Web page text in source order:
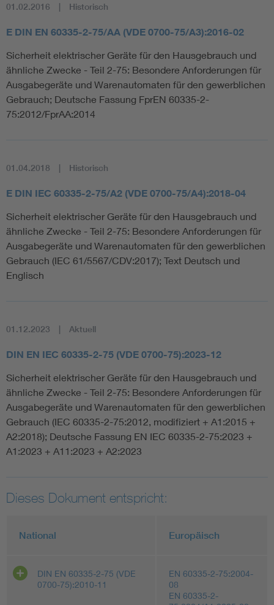
01.02.2016 Historisch
E DIN EN 60335-2-75/AA (VDE 0700-75/A3):2016-02
Sicherheit elektrischer Geräte für den Hausgebrauch und
ähnliche Zwecke - Teil 2-75: Besondere Anforderungen für
Ausgabegeräte und Warenautomaten für den gewerblichen
Gebrauch; Deutsche Fassung FprEN 60335-2-
75:2012/FprAA:2014
01.04.2018 Historisch
E DIN IEC 60335-2-75/A2 (VDE 0700-75/A4):2018-04
Sicherheit elektrischer Geräte für den Hausgebrauch und
ähnliche Zwecke - Teil 2-75: Besondere Anforderungen für
Ausgabegeräte und Warenautomaten für den gewerblichen
Gebrauch (IEC 61/5567/CDV:2017); Text Deutsch und
Englisch
01.12.2023 Aktuell
DIN EN IEC 60335-2-75 (VDE 0700-75):2023-12
Sicherheit elektrischer Geräte für den Hausgebrauch und
ähnliche Zwecke - Teil 2-75: Besondere Anforderungen für
Ausgabegeräte und Warenautomaten für den gewerblichen
Gebrauch (IEC 60335-2-75:2012, modifiziert + A1:2015 +
A2:2018); Deutsche Fassung EN IEC 60335-2-75:2023 +
A1:2023 + A11:2023 + A2:2023
Dieses Dokument entspricht:
National Europäisch
DIN EN 60335-2-75 (VDE
0700-75):2010-11
EN 60335-2-75:2004-
08
EN 60335-2-